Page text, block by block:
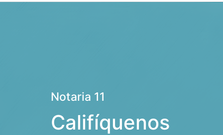
Notaria 11
Califíquenos